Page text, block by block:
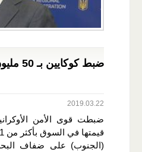
ضبط كوكايين بـ 50 مليون دولار في أوكرانيا
2019.03.22
ضبطت قوى الأمن
(الجنوب) على ضفاف